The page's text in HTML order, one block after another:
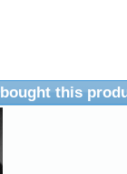
this